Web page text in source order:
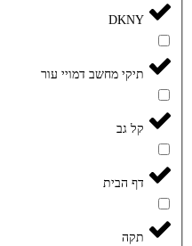
DKNY
תיקי מחשב דמויי עור
קל גב
דף הבית
תקה